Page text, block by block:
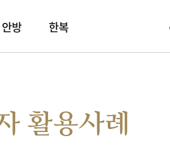
안방 한복
활용사례